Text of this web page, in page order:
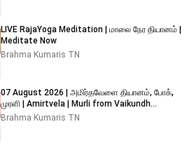
LIVE RajaYoga Meditation | மாலை நேர தியானம் |
Meditate Now
Brahma Kumaris TN
07 August 2026 | அமிர்தவேளை தியானம், போக்,
முரளி | Amirtvela | Murli from Vaikundh
Lighthouse, Adyar
Brahma Kumaris TN